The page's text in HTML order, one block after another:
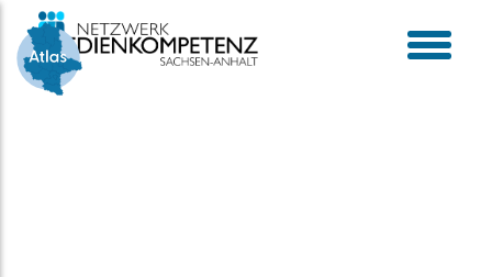
toggle
menu
Skip
content